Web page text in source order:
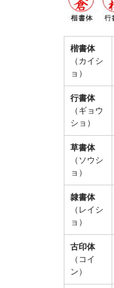
楷書体
（カイシ
ョ）
行書体
（ギョウ
ショ）
草書体
（ソウシ
ョ）
隷書体
（レイシ
ョ）
古印体
（コイ
ン）